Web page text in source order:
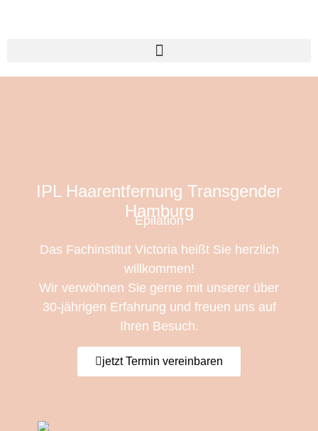
IPL Haarentfernung Transgender
Hamburg
Epilation
Das Fachinstitut Victoria heißt Sie herzlich
willkommen!
Wir verwöhnen Sie gerne mit unserer über
30-jährigen Erfahrung und freuen uns auf
Ihren Besuch.
jetzt Termin vereinbaren